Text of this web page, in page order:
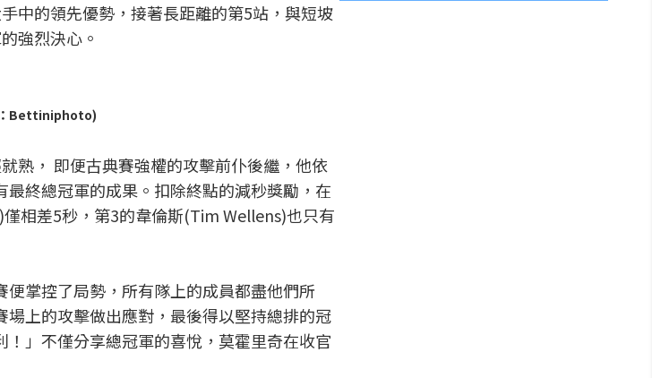
中的領先優勢，接著長距離的第5站，與短坡
強烈決心。
：Bettiniphoto)
熟， 即便古典賽強權的攻擊前仆後繼，他依
終總冠軍的成果。扣除終點的減秒獎勵，在
相差5秒，第3的韋倫斯(Tim Wellens)也只有
掌控了局勢，所有隊上的成員都盡他們所
上的攻擊做出應對，最後得以堅持總排的冠
」不僅分享總冠軍的喜悅，莫霍里奇在收官